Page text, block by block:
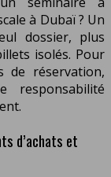
à Dubaï ? Un
dossier, plus
isolés. Pour
de réservation,
responsabilité
d’achats et